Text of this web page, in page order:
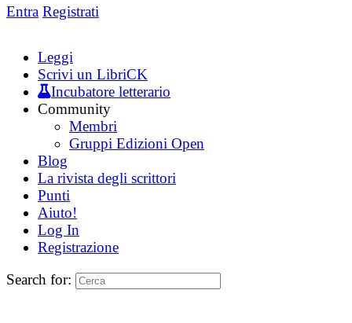
Entra Registrati
Leggi
Scrivi un LibriCK
Incubatore letterario
Community
Membri
Gruppi Edizioni Open
Blog
La rivista degli scrittori
Punti
Aiuto!
Log In
Registrazione
Search for: